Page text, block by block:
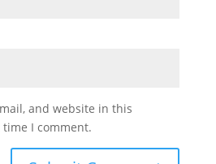
and website in this
I comment.